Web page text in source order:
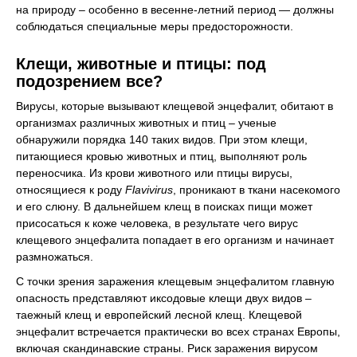
на природу – особенно в весенне-летний период — должны
соблюдаться специальные меры предосторожности.
Клещи, животные и птицы: под
подозрением все?
Вирусы, которые вызывают клещевой энцефалит, обитают в
организмах различных животных и птиц – ученые
обнаружили порядка 140 таких видов. При этом клещи,
питающиеся кровью животных и птиц, выполняют роль
переносчика. Из крови животного или птицы вирусы,
относящиеся к роду Flavivirus , проникают в ткани насекомого
и его слюну. В дальнейшем клещ в поисках пищи может
присосаться к коже человека, в результате чего вирус
клещевого энцефалита попадает в его организм и начинает
размножаться.
С точки зрения заражения клещевым энцефалитом главную
опасность представляют иксодовые клещи двух видов –
таежный клещ и европейский лесной клещ. Клещевой
энцефалит встречается практически во всех странах Европы,
включая скандинавские страны. Риск заражения вирусом